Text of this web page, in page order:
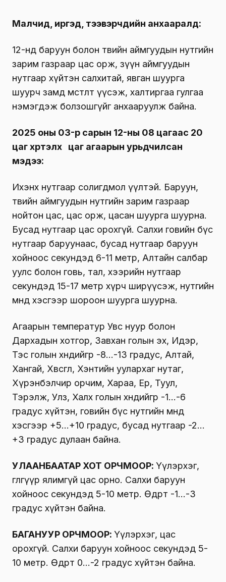
Малчид, иргэд, тээвэрчдийн анхааралд:
12-нд баруун болон төвийн аймгуудын нутгийн
зарим газраар цас орж, зүүн аймгуудын
нутгаар хүйтэн салхитай, явган шуурга
шуурч замд мөстөлт үүсэж, халтиргаа гулгаа
нэмэгдэж болзошгүйг анхааруулж байна.
2025 оны 03-р сарын 12-ны 08 цагаас 20
цаг хүртэлх цаг агаарын урьдчилсан
мэдээ:
Ихэнх нутгаар солигдмол үүлтэй. Баруун,
төвийн аймгуудын нутгийн зарим газраар
нойтон цас, цас орж, цасан шуурга шуурна.
Бусад нутгаар цас орохгүй. Салхи говийн бүс
нутгаар баруунаас, бусад нутгаар баруун
хойноос секундэд 6-11 метр, Алтайн салбар
уулс болон говь, тал, хээрийн нутгаар
секундэд 15-17 метр хүрч ширүүсэж, нутгийн
өмнөд хэсгээр шороон шуурга шуурна.
Агаарын температур Увс нуур болон
Дархадын хотгор, Завхан голын эх, Идэр,
Тэс голын хөндийгөөр -8…-13 градус, Алтай,
Хангай, Хөвсгөл, Хэнтийн уулархаг нутаг,
Хүрэнбэлчир орчим, Хараа, Ерөө, Туул,
Тэрэлж, Улз, Халх голын хөндийгөөр -1…-6
градус хүйтэн, говийн бүс нутгийн өмнөд
хэсгээр +5…+10 градус, бусад нутгаар -2…
+3 градус дулаан байна.
УЛААНБААТАР ХОТ ОРЧМООР: Үүлэрхэг,
өглөөгүүр ялимгүй цас орно. Салхи баруун
хойноос секундэд 5-10 метр. Өдөртөө -1…-3
градус хүйтэн байна.
БАГАНУУР ОРЧМООР: Үүлэрхэг, цас
орохгүй. Салхи баруун хойноос секундэд 5-
10 метр. Өдөртөө 0…-2 градус хүйтэн байна.